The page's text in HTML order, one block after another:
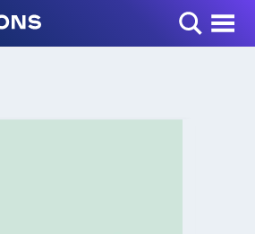
Toggle Menu